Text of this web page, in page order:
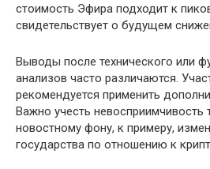
стоимость Эфира подходит к
свидетельствует о будущем
Выводы после технического или
анализов часто различаются.
рекомендуется применить
Важно учесть невосприимчивость
новостному фону, к примеру,
государства по отношению к